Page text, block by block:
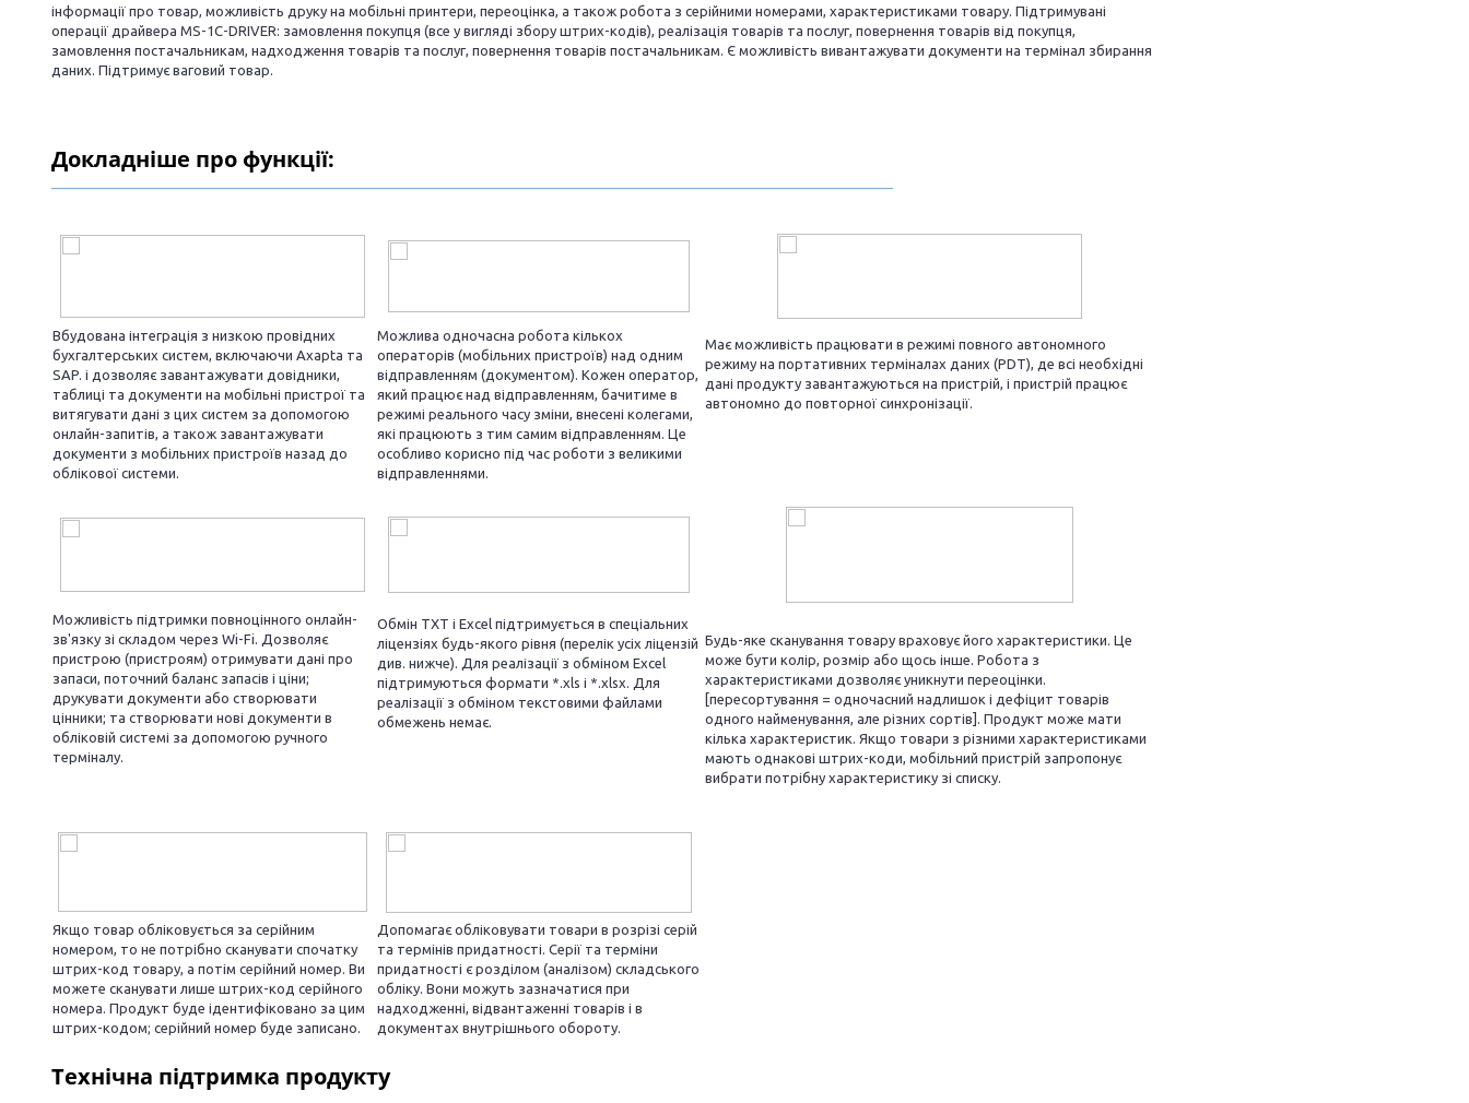
інформації про товар, можливість друку на мобільні принтери, переоцінка, а також робота з серійними номерами, характеристиками товару. Підтримувані
операції драйвера MS-1C-DRIVER: замовлення покупця (все у вигляді збору штрих-кодів), реалізація товарів та послуг, повернення товарів від покупця,
замовлення постачальникам, надходження товарів та послуг, повернення товарів постачальникам. Є можливість вивантажувати документи на термінал збирання
даних. Підтримує ваговий товар.
Докладніше про функції:
Вбудована інтеграція з низкою провідних
бухгалтерських систем, включаючи Axapta та
SAP. і дозволяє завантажувати довідники,
таблиці та документи на мобільні пристрої та
витягувати дані з цих систем за допомогою
онлайн-запитів, а також завантажувати
документи з мобільних пристроїв назад до
облікової системи.
Можлива одночасна робота кількох
операторів (мобільних пристроїв) над одним
відправленням (документом). Кожен оператор,
який працює над відправленням, бачитиме в
режимі реального часу зміни, внесені колегами,
які працюють з тим самим відправленням. Це
особливо корисно під час роботи з великими
відправленнями.
Має можливість працювати в режимі повного автономного
режиму на портативних терміналах даних (PDT), де всі необхідні
дані продукту завантажуються на пристрій, і пристрій працює
автономно до повторної синхронізації.
Можливість підтримки повноцінного онлайн-
зв'язку зі складом через Wi-Fi. Дозволяє
пристрою (пристроям) отримувати дані про
запаси, поточний баланс запасів і ціни;
друкувати документи або створювати
цінники; та створювати нові документи в
обліковій системі за допомогою ручного
терміналу.
Обмін TXT і Excel підтримується в спеціальних
ліцензіях будь-якого рівня (перелік усіх ліцензій
див. нижче). Для реалізації з обміном Excel
підтримуються формати *.xls і *.xlsx. Для
реалізації з обміном текстовими файлами
обмежень немає.
Будь-яке сканування товару враховує його характеристики. Це
може бути колір, розмір або щось інше. Робота з
характеристиками дозволяє уникнути переоцінки.
[пересортування = одночасний надлишок і дефіцит товарів
одного найменування, але різних сортів]. Продукт може мати
кілька характеристик. Якщо товари з різними характеристиками
мають однакові штрих-коди, мобільний пристрій запропонує
вибрати потрібну характеристику зі списку.
Якщо товар обліковується за серійним
номером, то не потрібно сканувати спочатку
штрих-код товару, а потім серійний номер. Ви
можете сканувати лише штрих-код серійного
номера. Продукт буде ідентифіковано за цим
штрих-кодом; серійний номер буде записано.
Допомагає обліковувати товари в розрізі серій
та термінів придатності. Серії та терміни
придатності є розділом (аналізом) складського
обліку. Вони можуть зазначатися при
надходженні, відвантаженні товарів і в
документах внутрішнього обороту.
Технічна підтримка продукту